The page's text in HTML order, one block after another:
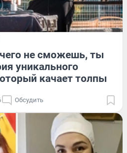
не сможешь, ты
уникального
качает толпы
Обсудить